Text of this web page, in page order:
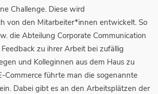
Challenge. Diese wird
von den Mitarbeiter*innen entwickelt. So
die Abteilung Corporate Communication
zu ihrer Arbeit bei zufällig
und Kolleginnen aus dem Haus zu
Commerce führte man die sogenannte
Dabei gibt es an den Arbeitsplätzen der